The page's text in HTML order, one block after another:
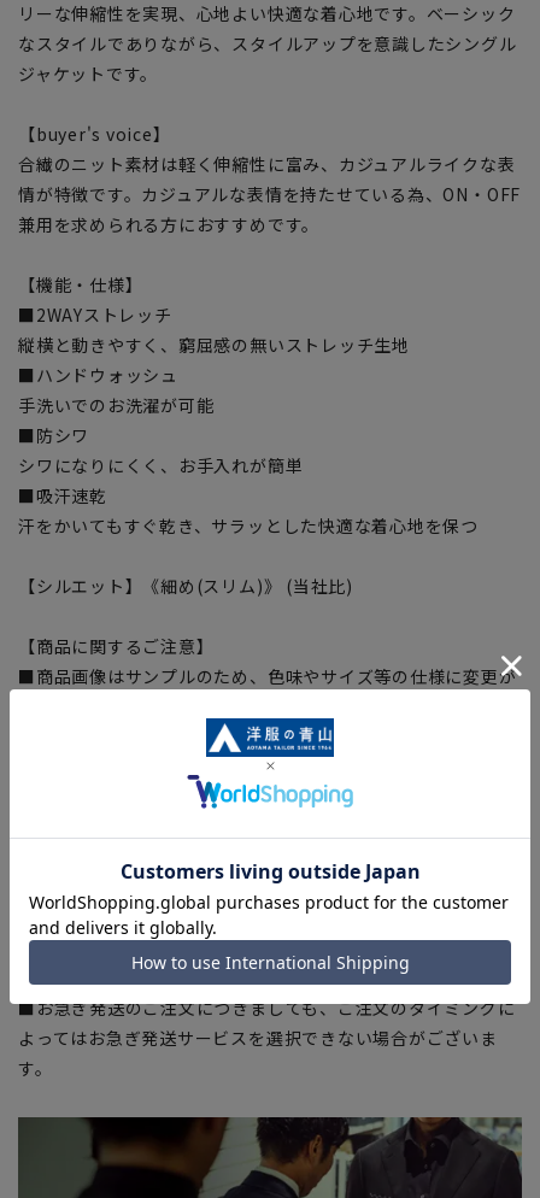
リーな伸縮性を実現、心地よい快適な着心地です。ベーシック
なスタイルでありながら、スタイルアップを意識したシングル
ジャケットです。
【buyer's voice】
合繊のニット素材は軽く伸縮性に富み、カジュアルライクな表
情が特徴です。カジュアルな表情を持たせている為、ON・OFF
兼用を求められる方におすすめです。
【機能・仕様】
■2WAYストレッチ
縦横と動きやすく、窮屈感の無いストレッチ生地
■ハンドウォッシュ
手洗いでのお洗濯が可能
■防シワ
シワになりにくく、お手入れが簡単
■吸汗速乾
汗をかいてもすぐ乾き、サラッとした快適な着心地を保つ
【シルエット】《細め(スリム)》 (当社比)
【商品に関するご注意】
■商品画像はサンプルのため、色味やサイズ等の仕様に変更が
■サイズスペックは仕上がりサイズを記載しております。
■ブラウザやお使いのモニター環境、また撮影時の室内外の光
加減により、実際の商品と掲載画像の色味が異なる場合がござ
干の誤差が生じる場合がございます。予めご了承ください。
■店舗や各モールサイトと商品在庫を共有しております関係
上、ご注文いただいたタイミングにより欠品が発生し、ご注文
を完了できない場合がございます。予めご了承ください。
■お急ぎ発送のご注文につきましても、ご注文のタイミングに
よってはお急ぎ発送サービスを選択できない場合がございま
す。